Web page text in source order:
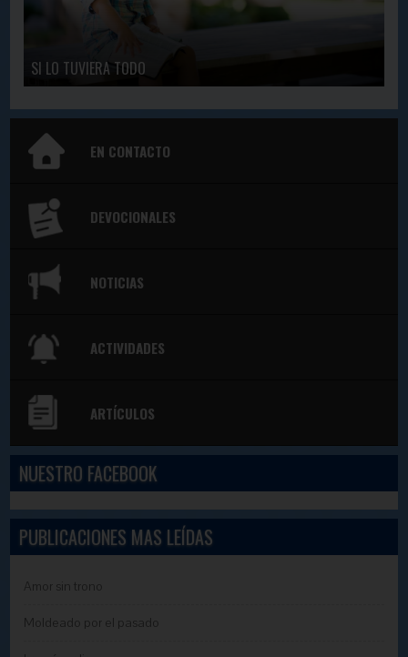
SI LO TUVIERA TODO
EN CONTACTO
DEVOCIONALES
NOTICIAS
ACTIVIDADES
ARTÍCULOS
NUESTRO FACEBOOK
PUBLICACIONES MAS LEÍDAS
Amor sin trono
Moldeado por el pasado